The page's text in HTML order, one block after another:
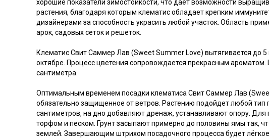
хорошие показатели зимостойкости, что даёт возможности
растения, благодаря которым клематис обладает крепким
дизайнерами за способность украсить любой участок. Область
арок, садовых сеток и решеток.
Клематис Свит Саммер Лав (Sweet Summer Love) вытягивается до
октябре. Процесс цветения сопровождается прекрасным
сантиметра.
Оптимальным временем посадки клематиса Свит Саммер Лав
обязательно защищенное от ветров. Растению подойдет любой
сантиметров, на дно добавляют дренаж, устанавливают опору.
торфом и песком. Грунт засыпают примерно до половины ямы так,
землей. Завершающим штрихом посадочного процесса будет